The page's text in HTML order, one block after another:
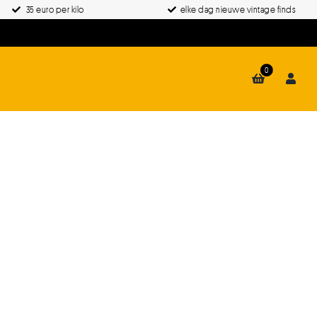
35 euro per kilo elke dag nieuwe vintage finds
0